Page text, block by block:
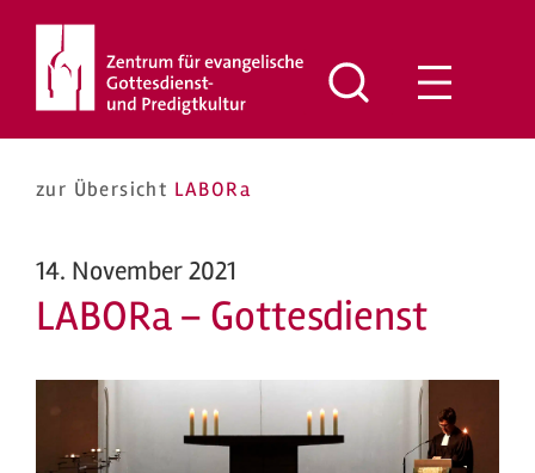
springen
zur Übersicht LABORa
14. November 2021
LABORa – Gottesdienst